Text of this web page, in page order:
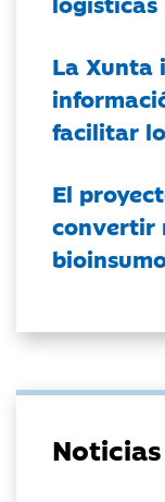
La Xunta
facilitar
El
convertir